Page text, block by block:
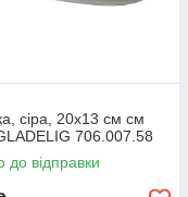
сіра, 20x13 см см
706.007.58
до відправки